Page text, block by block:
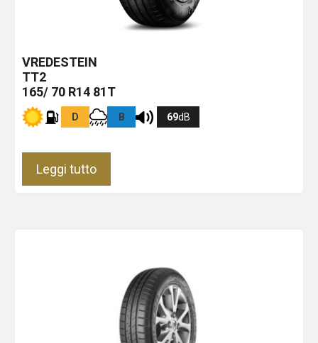
VREDESTEIN
TT2
165/ 70 R14 81T
D B 69dB
Leggi tutto